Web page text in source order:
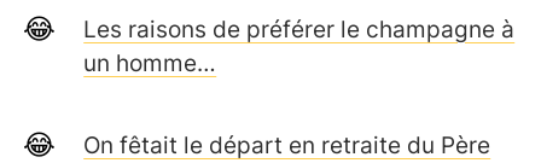
Les raisons de préférer le champagne à
un homme…
On fêtait le départ en retraite du Père